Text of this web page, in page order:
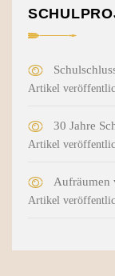
Artikel
30 Jahre
Artikel
Aufräumen
Artikel